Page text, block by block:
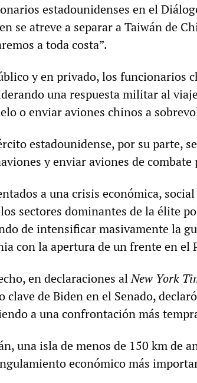
estadounidenses en el
se atreve a separar a Taiwán de
a toda costa”.
y en privado, los funcionarios
una respuesta militar al
o enviar aviones chinos a
estadounidense, por su parte,
y enviar aviones de
a una crisis económica,
sectores dominantes de la élite
de intensificar masivamente la
con la apertura de un frente en el
en declaraciones alNew York
clave de Biden en el Senado,
a una confrontación más
una isla de menos de 150 km de
económico más